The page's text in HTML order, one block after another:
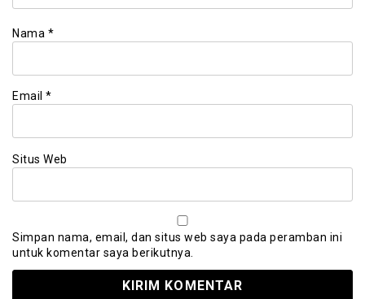
Nama *
Email *
Situs Web
Simpan nama, email, dan situs web saya pada peramban ini
untuk komentar saya berikutnya.